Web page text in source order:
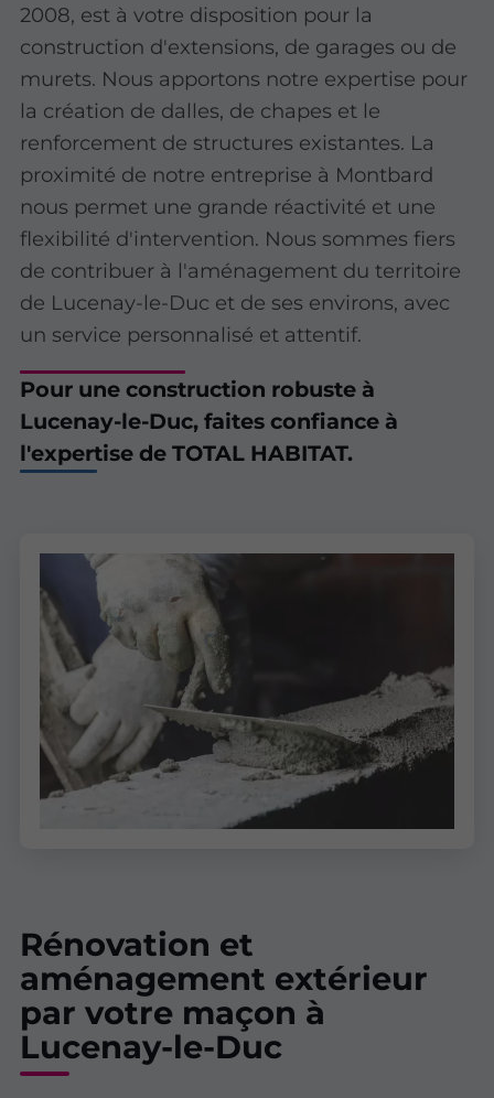
2008, est à votre disposition pour la
construction d'extensions, de garages ou de
murets. Nous apportons notre expertise pour
la création de dalles, de chapes et le
renforcement de structures existantes. La
proximité de notre entreprise à Montbard
nous permet une grande réactivité et une
flexibilité d'intervention. Nous sommes fiers
de contribuer à l'aménagement du territoire
de Lucenay-le-Duc et de ses environs, avec
un service personnalisé et attentif.
Pour une construction robuste à
Lucenay-le-Duc, faites confiance à
l'expertise de TOTAL HABITAT.
Rénovation et
aménagement extérieur
par votre maçon à
Lucenay-le-Duc